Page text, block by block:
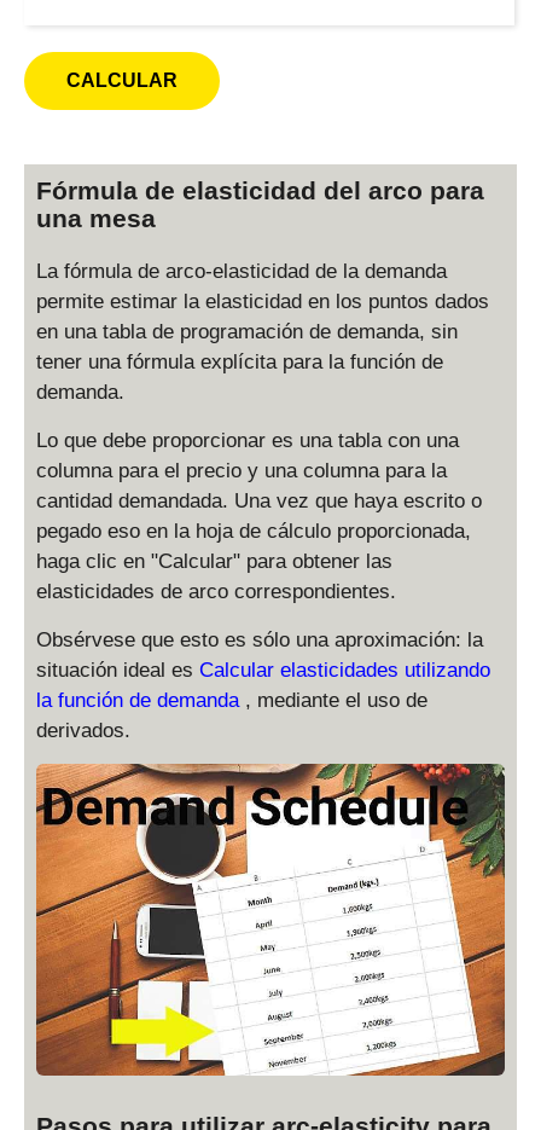
Fórmula de elasticidad del arco para
una mesa
La fórmula de arco-elasticidad de la demanda
permite estimar la elasticidad en los puntos dados
en una tabla de programación de demanda, sin
tener una fórmula explícita para la función de
demanda.
Lo que debe proporcionar es una tabla con una
columna para el precio y una columna para la
cantidad demandada. Una vez que haya escrito o
pegado eso en la hoja de cálculo proporcionada,
haga clic en "Calcular" para obtener las
elasticidades de arco correspondientes.
Obsérvese que esto es sólo una aproximación: la
situación ideal es Calcular elasticidades utilizando
la función de demanda , mediante el uso de
derivados.